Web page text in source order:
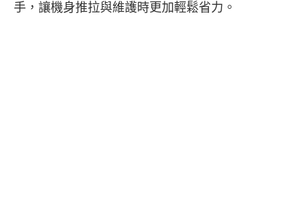
手，讓機身推拉與維護時更加輕鬆省力。